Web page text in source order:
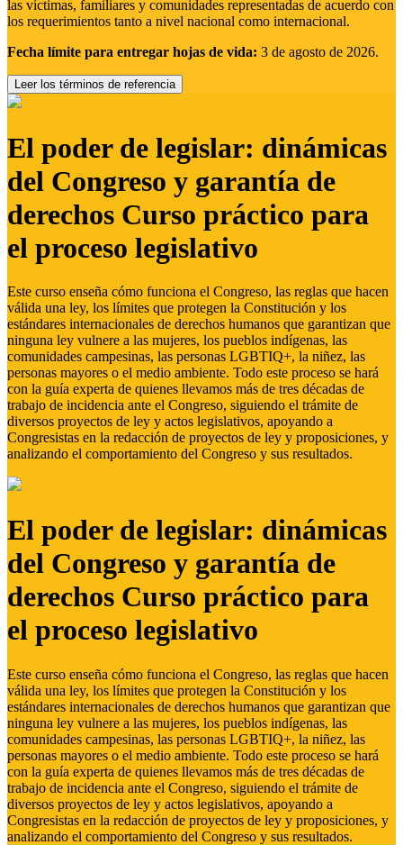
las víctimas, familiares y comunidades representadas de acuerdo con
los requerimientos tanto a nivel nacional como internacional.
Fecha límite para entregar hojas de vida: 3 de agosto de 2026.
Leer los términos de referencia
El poder de legislar: dinámicas
del Congreso y garantía de
derechos Curso práctico para
el proceso legislativo
Este curso enseña cómo funciona el Congreso, las reglas que hacen
válida una ley, los límites que protegen la Constitución y los
estándares internacionales de derechos humanos que garantizan que
ninguna ley vulnere a las mujeres, los pueblos indígenas, las
comunidades campesinas, las personas LGBTIQ+, la niñez, las
personas mayores o el medio ambiente. Todo este proceso se hará
con la guía experta de quienes llevamos más de tres décadas de
trabajo de incidencia ante el Congreso, siguiendo el trámite de
diversos proyectos de ley y actos legislativos, apoyando a
Congresistas en la redacción de proyectos de ley y proposiciones, y
analizando el comportamiento del Congreso y sus resultados.
El poder de legislar: dinámicas
del Congreso y garantía de
derechos Curso práctico para
el proceso legislativo
Este curso enseña cómo funciona el Congreso, las reglas que hacen
válida una ley, los límites que protegen la Constitución y los
estándares internacionales de derechos humanos que garantizan que
ninguna ley vulnere a las mujeres, los pueblos indígenas, las
comunidades campesinas, las personas LGBTIQ+, la niñez, las
personas mayores o el medio ambiente. Todo este proceso se hará
con la guía experta de quienes llevamos más de tres décadas de
trabajo de incidencia ante el Congreso, siguiendo el trámite de
diversos proyectos de ley y actos legislativos, apoyando a
Congresistas en la redacción de proyectos de ley y proposiciones, y
analizando el comportamiento del Congreso y sus resultados.